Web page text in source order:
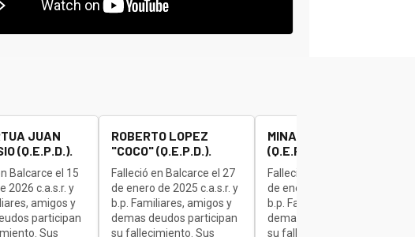
JUAN
(Q.E.P.D.).
Balcarce el 15
2026 c.a.s.r. y
amigos y
participan
Sus
ROBERTO LOPEZ
"COCO" (Q.E.P.D.).
Falleció en Balcarce el 27
de enero de 2025 c.a.s.r. y
b.p. Familiares, amigos y
demas deudos participan
su fallecimiento. Sus
MINAUDO JOSE "BETA"
(Q.E.P.D.).
Falleció en Balcarce el 27
de enero de 2025 c.a.s.r. y
b.p. Familiares, amigos y
demas deudos participan
su fallecimiento. Sus